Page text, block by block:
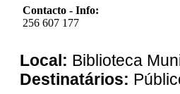
Contacto - Info:
256 607 177
Local: Biblioteca
Destinatários: